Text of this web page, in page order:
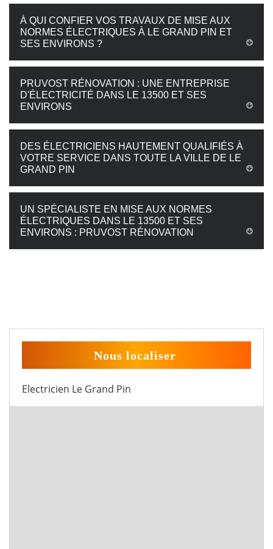
À QUI CONFIER VOS TRAVAUX DE MISE AUX
NORMES ÉLECTRIQUES À LE GRAND PIN ET
SES ENVIRONS ?
PRUVOST RÉNOVATION : UNE ENTREPRISE
D'ÉLECTRICITÉ DANS LE 13500 ET SES
ENVIRONS
DES ÉLECTRICIENS HAUTEMENT QUALIFIÉS À
VOTRE SERVICE DANS TOUTE LA VILLE DE LE
GRAND PIN
UN SPÉCIALISTE EN MISE AUX NORMES
ÉLECTRIQUES DANS LE 13500 ET SES
ENVIRONS : PRUVOST RÉNOVATION
Nous localiser
Electricien Le Grand Pin